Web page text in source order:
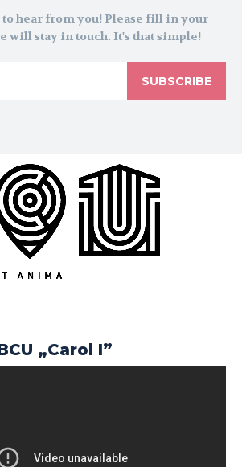
to hear from you! Please fill in your
will stay in touch. It's that simple!
SUBSCRIBE
„Carol I”